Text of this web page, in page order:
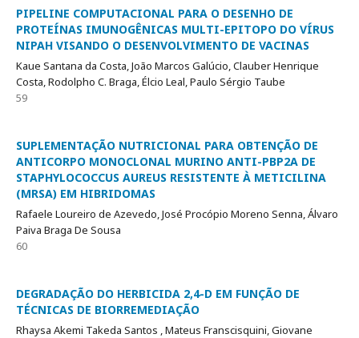
PIPELINE COMPUTACIONAL PARA O DESENHO DE
PROTEÍNAS IMUNOGÊNICAS MULTI-EPITOPO DO VÍRUS
NIPAH VISANDO O DESENVOLVIMENTO DE VACINAS
Kaue Santana da Costa, João Marcos Galúcio, Clauber Henrique
Costa, Rodolpho C. Braga, Élcio Leal, Paulo Sérgio Taube
59
SUPLEMENTAÇÃO NUTRICIONAL PARA OBTENÇÃO DE
ANTICORPO MONOCLONAL MURINO ANTI-PBP2A DE
STAPHYLOCOCCUS AUREUS RESISTENTE À METICILINA
(MRSA) EM HIBRIDOMAS
Rafaele Loureiro de Azevedo, José Procópio Moreno Senna, Álvaro
Paiva Braga De Sousa
60
DEGRADAÇÃO DO HERBICIDA 2,4-D EM FUNÇÃO DE
TÉCNICAS DE BIORREMEDIAÇÃO
Rhaysa Akemi Takeda Santos , Mateus Franscisquini, Giovane